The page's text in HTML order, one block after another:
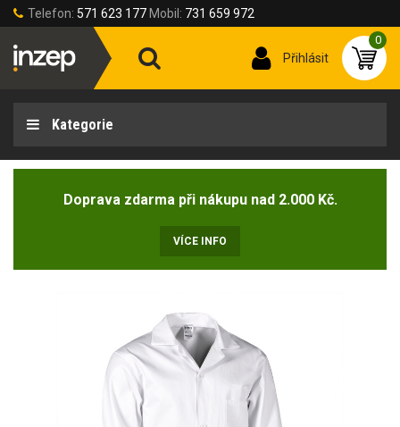
Telefon: 571 623 177 Mobil: 731 659 972
Přihlásit
0
Kategorie
Doprava zdarma při nákupu nad 2.000 Kč.
VÍCE INFO